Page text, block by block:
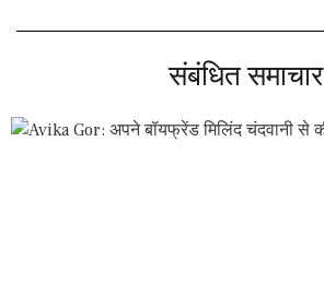
संबंधित समाचार